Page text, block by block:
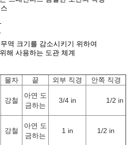
역 크기를 감소시키기 위하여
해 사용하는 도관 체계
물자 끝 외부 직경 안쪽 직경
강철
아연 도
금하는
3/4 in 1/2 in
강철
아연 도
금하는
1 in 1/2 in